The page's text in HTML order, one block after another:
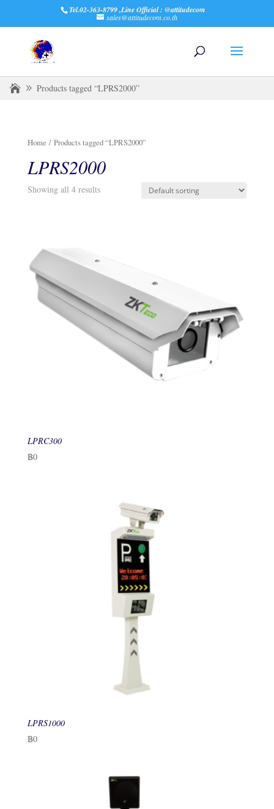
Tel.02-363-8799 ,Line Official : @attitudecom
sales@attitudecom.co.th
Products tagged “LPRS2000”
Home / Products tagged “LPRS2000”
LPRS2000
Showing all 4 results
LPRC300
฿0
LPRS1000
฿0